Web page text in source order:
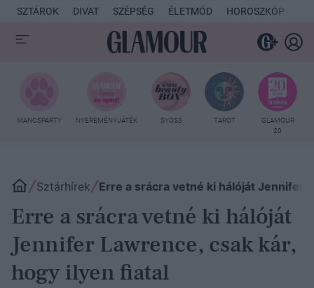
SZTÁROK DIVAT SZÉPSÉG ÉLETMÓD HOROSZKÓP
MANCSPARTY NYEREMÉNYJÁTÉK SYOSS TAROT
GLAMOUR
20
Sztárhírek Erre a srácra vetné ki hálóját Jennifer
Erre a srácra vetné ki hálóját
Jennifer Lawrence, csak kár,
hogy ilyen fiatal